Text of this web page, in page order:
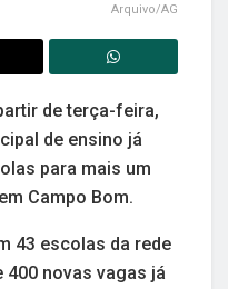
Arquivo/AG
de terça-feira,
de ensino já
para mais um
Campo Bom.
43 escolas da rede
400 novas vagas já